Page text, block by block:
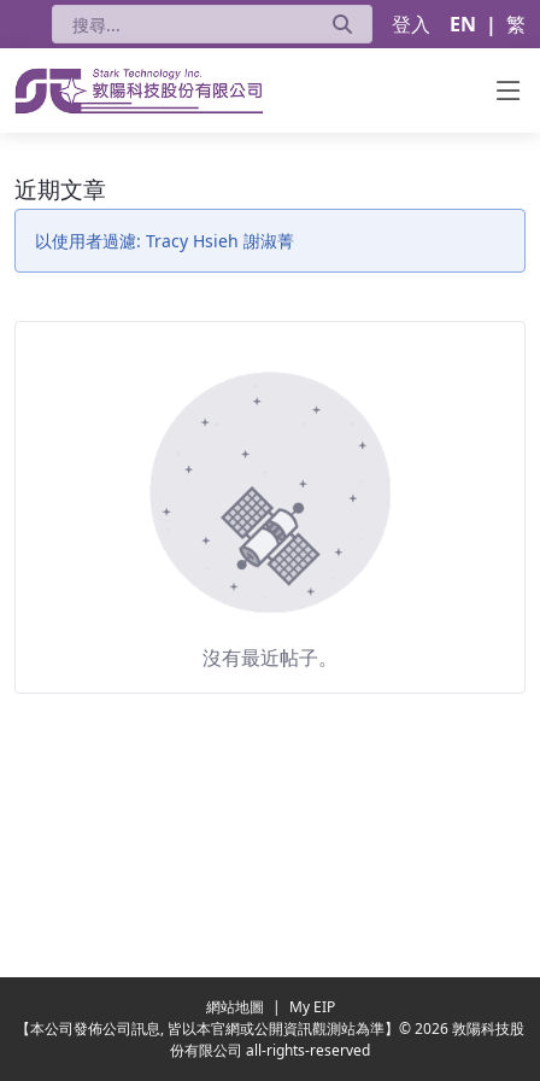
登入 EN | 繁
近期文章
以使用者過濾: Tracy Hsieh 謝淑菁
沒有最近帖子。
網站地圖 |
My EIP
【本公司發佈公司訊息, 皆以本官網或公開資訊觀測站為準】© 2026 敦陽科技股
份有限公司 all-rights-reserved